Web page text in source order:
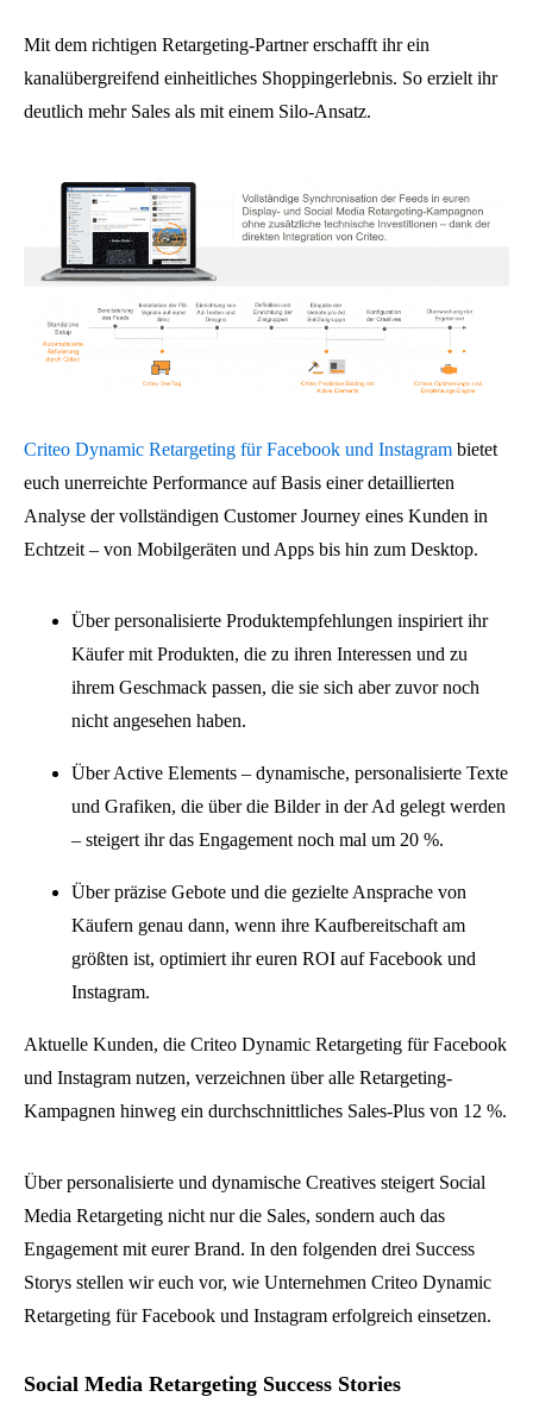
Mit dem richtigen Retargeting-Partner erschafft ihr ein
kanalübergreifend einheitliches Shoppingerlebnis. So erzielt ihr
deutlich mehr Sales als mit einem Silo-Ansatz.
Criteo Dynamic Retargeting für Facebook und Instagram bietet
euch unerreichte Performance auf Basis einer detaillierten
Analyse der vollständigen Customer Journey eines Kunden in
Echtzeit – von Mobilgeräten und Apps bis hin zum Desktop.
Über personalisierte Produktempfehlungen inspiriert ihr
Käufer mit Produkten, die zu ihren Interessen und zu
ihrem Geschmack passen, die sie sich aber zuvor noch
nicht angesehen haben.
Über Active Elements – dynamische, personalisierte Texte
und Grafiken, die über die Bilder in der Ad gelegt werden
– steigert ihr das Engagement noch mal um 20 %.
Über präzise Gebote und die gezielte Ansprache von
Käufern genau dann, wenn ihre Kaufbereitschaft am
größten ist, optimiert ihr euren ROI auf Facebook und
Instagram.
Aktuelle Kunden, die Criteo Dynamic Retargeting für Facebook
und Instagram nutzen, verzeichnen über alle Retargeting-
Kampagnen hinweg ein durchschnittliches Sales-Plus von 12 %.
Über personalisierte und dynamische Creatives steigert Social
Media Retargeting nicht nur die Sales, sondern auch das
Engagement mit eurer Brand. In den folgenden drei Success
Storys stellen wir euch vor, wie Unternehmen Criteo Dynamic
Retargeting für Facebook und Instagram erfolgreich einsetzen.
Social Media Retargeting Success Stories